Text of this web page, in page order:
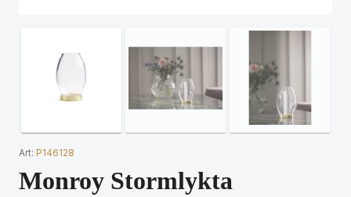
Art: P146128
Monroy Stormlykta